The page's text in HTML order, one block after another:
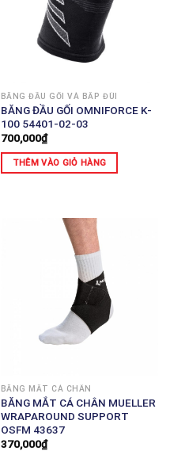
BĂNG ĐẦU GỐI VÀ BẮP ĐÙI
BĂNG ĐẦU GỐI OMNIFORCE K-
100 54401-02-03
700,000₫
THÊM VÀO GIỎ HÀNG
BĂNG MẮT CÁ CHÂN
BĂNG MẮT CÁ CHÂN MUELLER
WRAPAROUND SUPPORT
OSFM 43637
370,000₫